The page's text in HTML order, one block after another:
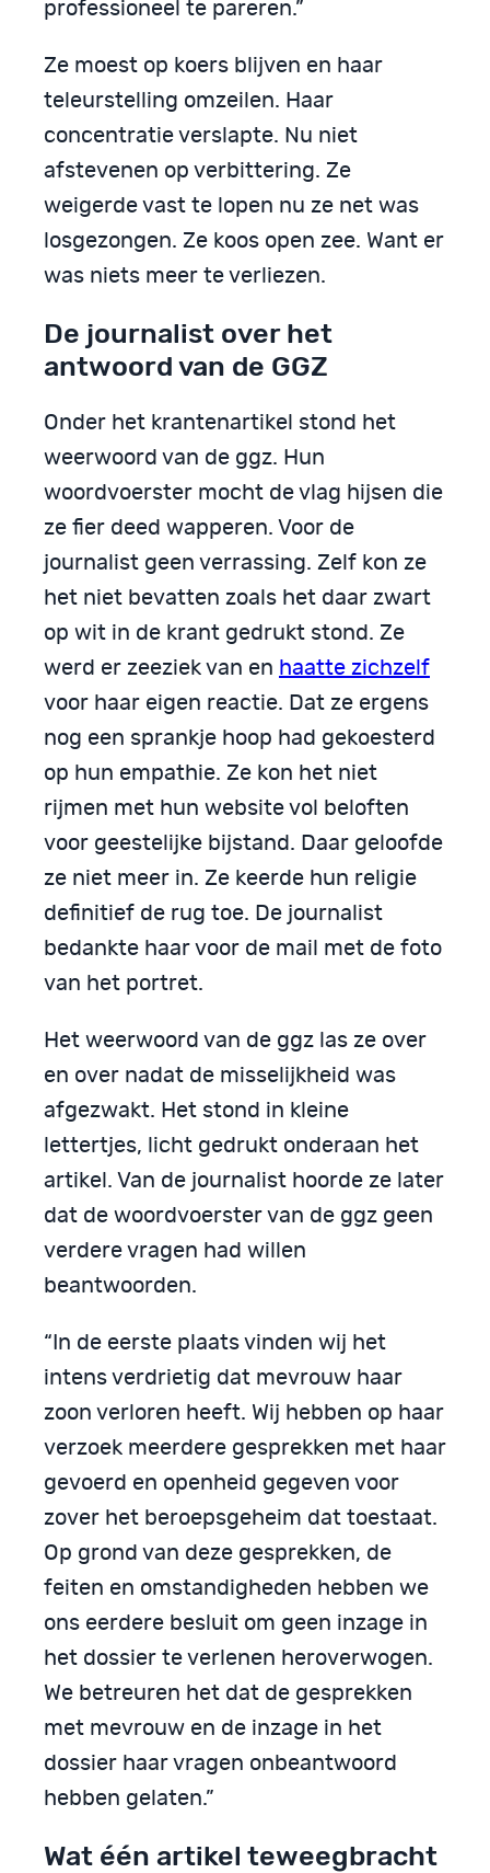
professioneel te pareren.”
Ze moest op koers blijven en haar
teleurstelling omzeilen. Haar
concentratie verslapte. Nu niet
afstevenen op verbittering. Ze
weigerde vast te lopen nu ze net was
losgezongen. Ze koos open zee. Want er
was niets meer te verliezen.
De journalist over het
antwoord van de GGZ
Onder het krantenartikel stond het
weerwoord van de ggz. Hun
woordvoerster mocht de vlag hijsen die
ze fier deed wapperen. Voor de
journalist geen verrassing. Zelf kon ze
het niet bevatten zoals het daar zwart
op wit in de krant gedrukt stond. Ze
werd er zeeziek van en haatte zichzelf
voor haar eigen reactie. Dat ze ergens
nog een sprankje hoop had gekoesterd
op hun empathie. Ze kon het niet
rijmen met hun website vol beloften
voor geestelijke bijstand. Daar geloofde
ze niet meer in. Ze keerde hun religie
definitief de rug toe. De journalist
bedankte haar voor de mail met de foto
van het portret.
Het weerwoord van de ggz las ze over
en over nadat de misselijkheid was
afgezwakt. Het stond in kleine
lettertjes, licht gedrukt onderaan het
artikel. Van de journalist hoorde ze later
dat de woordvoerster van de ggz geen
verdere vragen had willen
beantwoorden.
“In de eerste plaats vinden wij het
intens verdrietig dat mevrouw haar
zoon verloren heeft. Wij hebben op haar
verzoek meerdere gesprekken met haar
gevoerd en openheid gegeven voor
zover het beroepsgeheim dat toestaat.
Op grond van deze gesprekken, de
feiten en omstandigheden hebben we
ons eerdere besluit om geen inzage in
het dossier te verlenen heroverwogen.
We betreuren het dat de gesprekken
met mevrouw en de inzage in het
dossier haar vragen onbeantwoord
hebben gelaten.”
Wat één artikel teweegbracht